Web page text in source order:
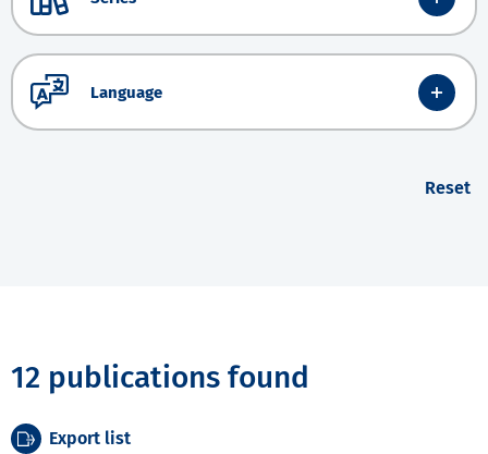
Language
Reset
12 publications found
Export list